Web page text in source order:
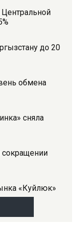
до 20
обмена
сняла
сокращении
«Куйлюк»